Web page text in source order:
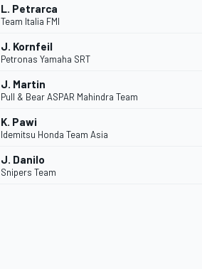
L. Petrarca
Team Italia FMI
J. Kornfeil
Petronas Yamaha SRT
J. Martin
Pull & Bear ASPAR Mahindra Team
K. Pawi
Idemitsu Honda Team Asia
J. Danilo
Snipers Team